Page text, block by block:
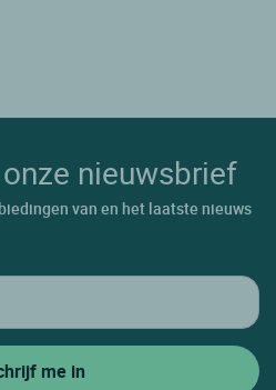
nieuwsbrief
van en het laatste nieuws